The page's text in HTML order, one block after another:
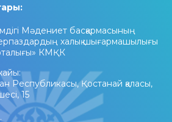
Мәдениет басқармасының
халық шығармашылығы
КМҚК
Республикасы, Қостанай қаласы,
15